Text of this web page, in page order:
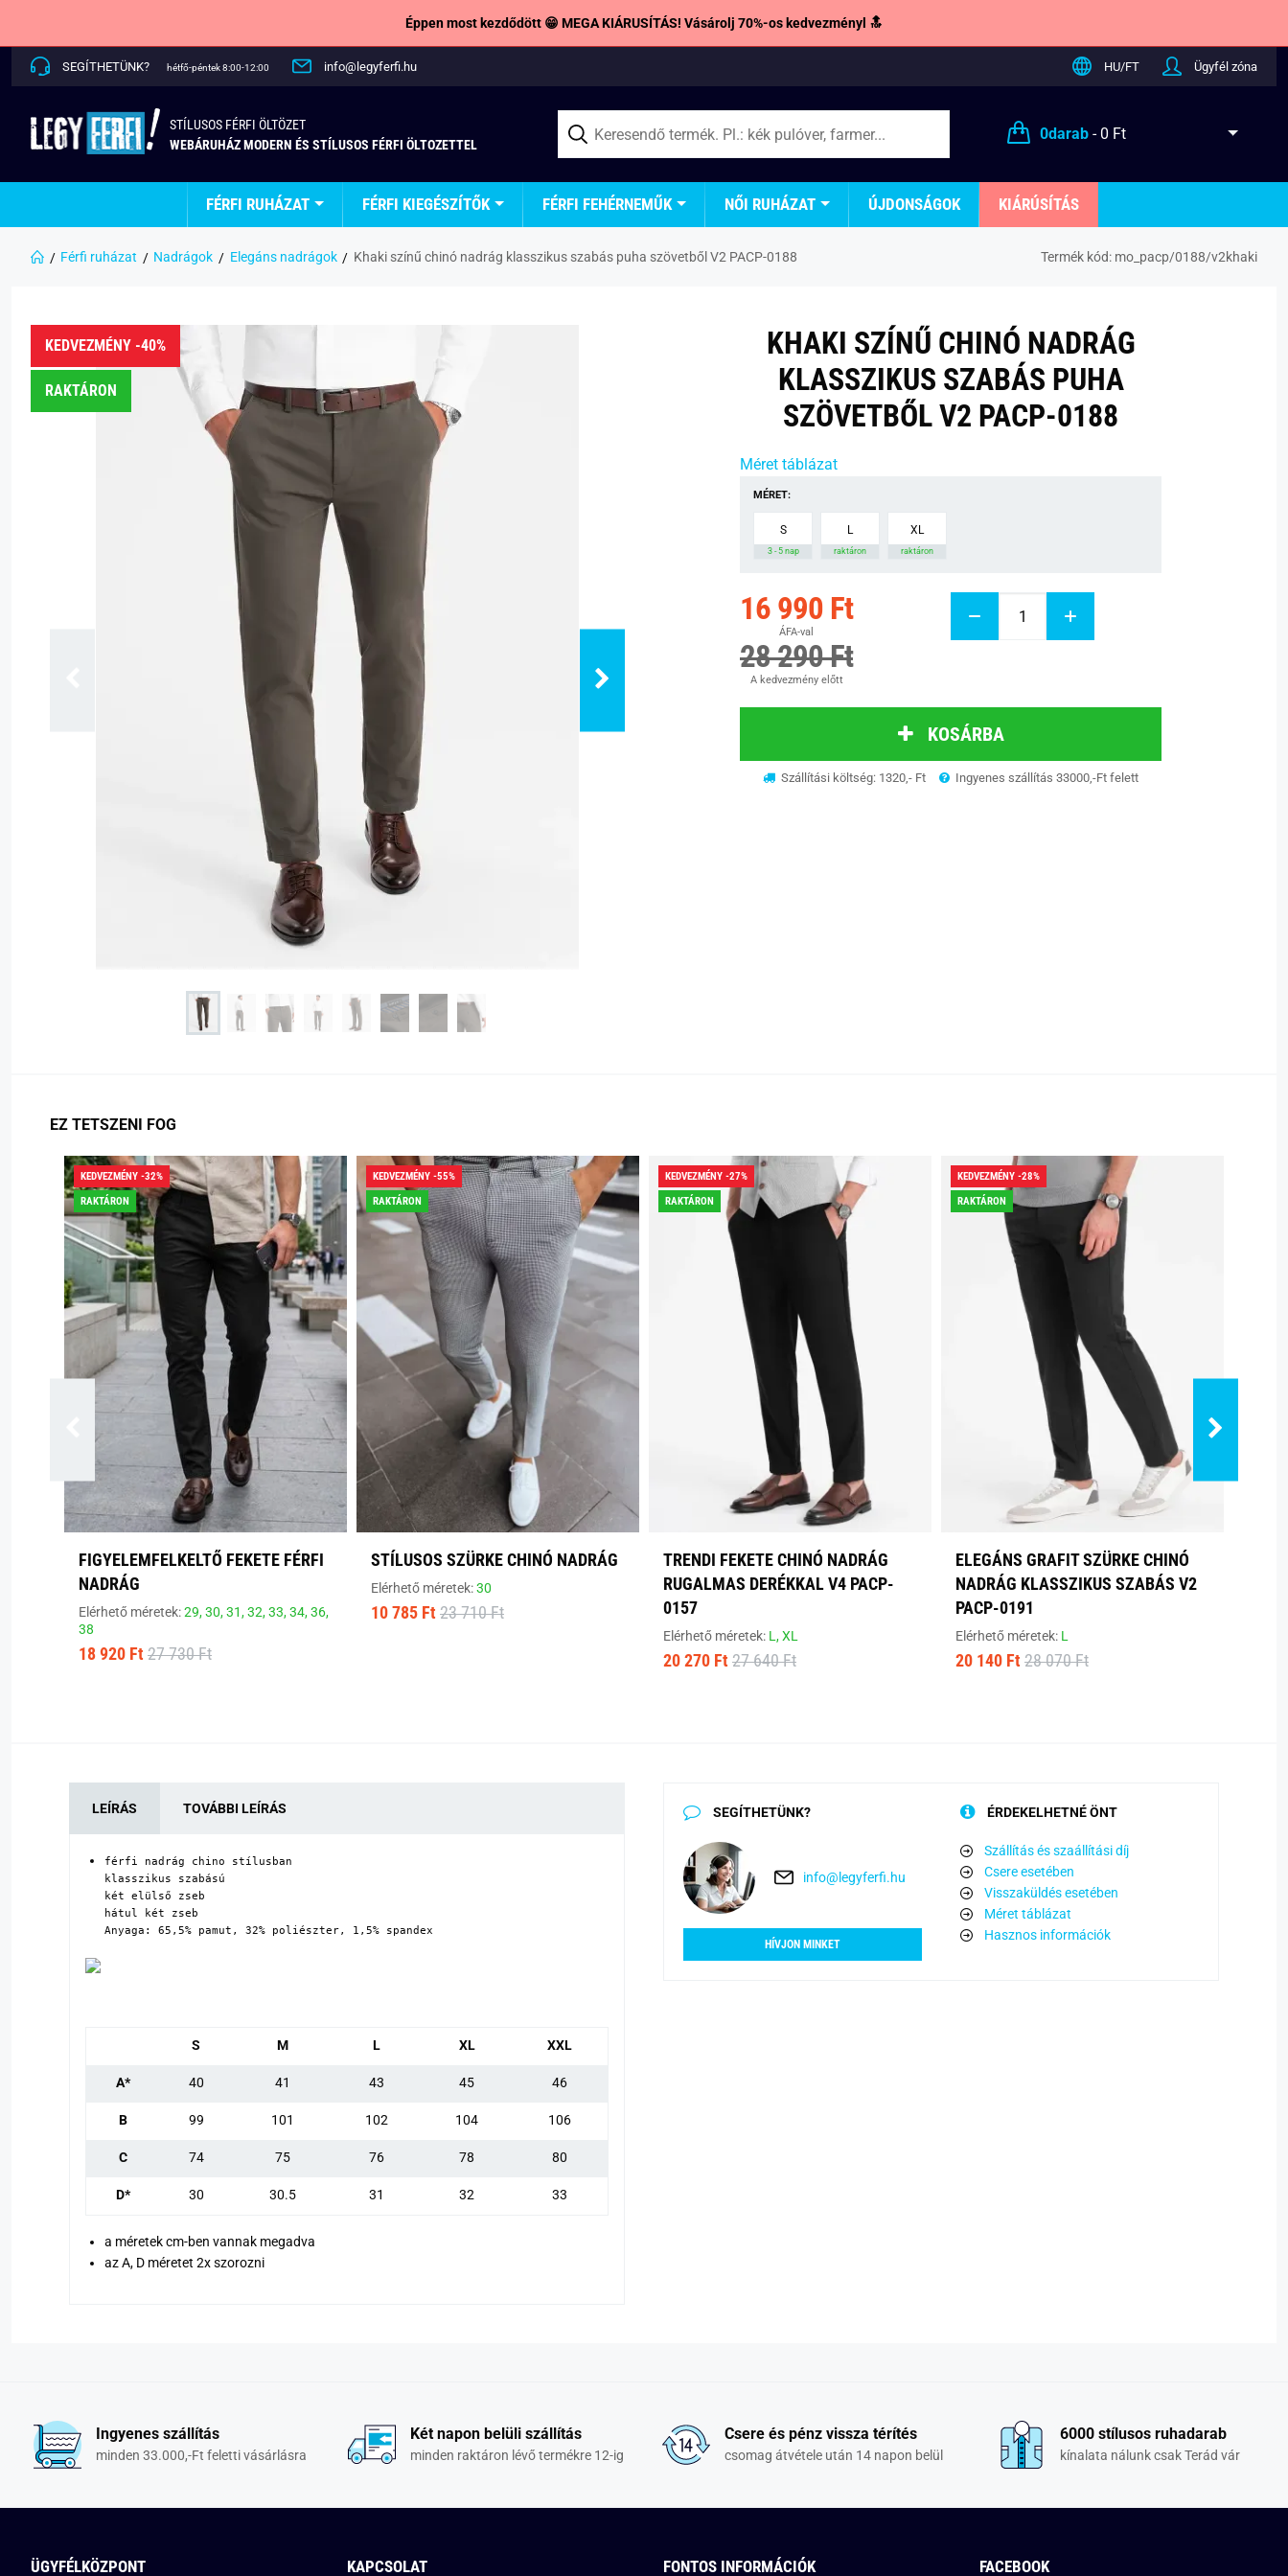
Éppen most kezdődött 😁 MEGA KIÁRUSÍTÁS! Vásárolj 70%-os kedvezményl 🔝
SEGÍTHETÜNK? hétfő-péntek 8:00-12:00 info@legyferfi.hu HU/FT Ügyfél zóna
STÍLUSOS FÉRFI ÖLTÖZET
WEBÁRUHÁZ MODERN ÉS STÍLUSOS FÉRFI ÖLTOZETTEL
0darab- 0 Ft
FÉRFI RUHÁZAT FÉRFI KIEGÉSZÍTŐK FÉRFI FEHÉRNEMŰK NŐI RUHÁZAT ÚJDONSÁGOK KIÁRÚSÍTÁS
Férfi ruházat Nadrágok Elegáns nadrágok Khaki színű chinó nadrág klasszikus szabás puha szövetből V2 PACP-0188 Termék kód: mo_pacp/0188/v2khaki
KEDVEZMÉNY -40%
RAKTÁRON
KHAKI SZÍNŰ CHINÓ NADRÁG
KLASSZIKUS SZABÁS PUHA
SZÖVETBŐL V2 PACP-0188
Méret táblázat
MÉRET:
S
3 - 5 nap
L
raktáron
XL
raktáron
16 990 Ft
ÁFA-val
28 290 Ft
A kedvezmény előtt
KOSÁRBA
Szállítási költség: 1320,- Ft Ingyenes szállítás 33000,-Ft felett
EZ TETSZENI FOG
KEDVEZMÉNY -32%
RAKTÁRON
FIGYELEMFELKELTŐ FEKETE FÉRFI
NADRÁG
Elérhető méretek:29,30,31,32,33,34,36,
38
18 920 Ft 27 730 Ft
KEDVEZMÉNY -55%
RAKTÁRON
STÍLUSOS SZÜRKE CHINÓ NADRÁG
Elérhető méretek:30
10 785 Ft 23 710 Ft
KEDVEZMÉNY -27%
RAKTÁRON
TRENDI FEKETE CHINÓ NADRÁG
RUGALMAS DERÉKKAL V4 PACP-
0157
Elérhető méretek: L,XL
20 270 Ft 27 640 Ft
KEDVEZMÉNY -28%
RAKTÁRON
ELEGÁNS GRAFIT SZÜRKE CHINÓ
NADRÁG KLASSZIKUS SZABÁS V2
PACP-0191
Elérhető méretek: L
20 140 Ft 28 070 Ft
LEÍRÁS TOVÁBBI LEÍRÁS
férfi nadrág chino stílusban
klasszikus szabású
két elülső zseb
hátul két zseb
Anyaga: 65,5% pamut, 32% poliészter, 1,5% spandex
S M L XL XXL
A* 40 41 43 45 46
B 99 101 102 104 106
C 74 75 76 78 80
D* 30 30.5 31 32 33
a méretek cm-ben vannak megadva
az A, D méretet 2x szorozni
SEGÍTHETÜNK?
info@legyferfi.hu
HÍVJON MINKET
ÉRDEKELHETNÉ ÖNT
Szállítás és szaállítási díj
Csere esetében
Visszaküldés esetében
Méret táblázat
Hasznos információk
Ingyenes szállítás
minden 33.000,-Ft feletti vásárlásra
Két napon belüli szállítás
minden raktáron lévő termékre 12-ig
Csere és pénz vissza térítés
csomag átvétele után 14 napon belül
6000 stílusos ruhadarab
kínalata nálunk csak Terád vár
ÜGYFÉLKÖZPONT KAPCSOLAT FONTOS INFORMÁCIÓK FACEBOOK